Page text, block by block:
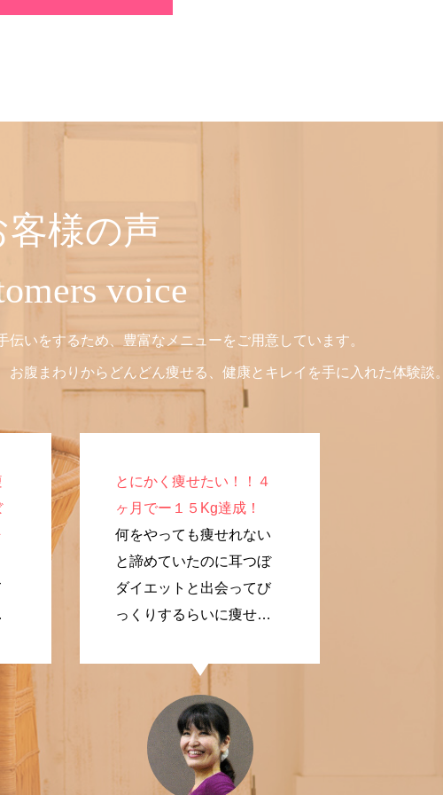
客様の声
voice
いをするため、豊富なメニューをご用意しています。
腹まわりからどんどん痩せる、健康とキレイを手に入れた体験談。
とにかく痩せたい！！４
ヶ月でー１５Kg達成！
何をやっても痩せれない
と諦めていたのに耳つぼ
ダイエットと出会ってび
っくりするらいに痩せれ